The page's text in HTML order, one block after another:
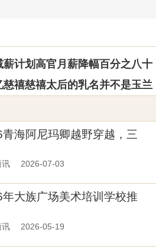
计划高官月薪降幅百分之八十
禧慈禧太后的乳名并不是玉兰
海阿尼玛卿越野穿越，三
讯 2026-07-03
大族广场美术培训学校推
讯 2026-05-19